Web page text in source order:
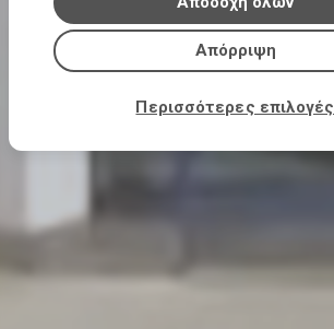
Απόρριψη
Περισσότερες επιλογές